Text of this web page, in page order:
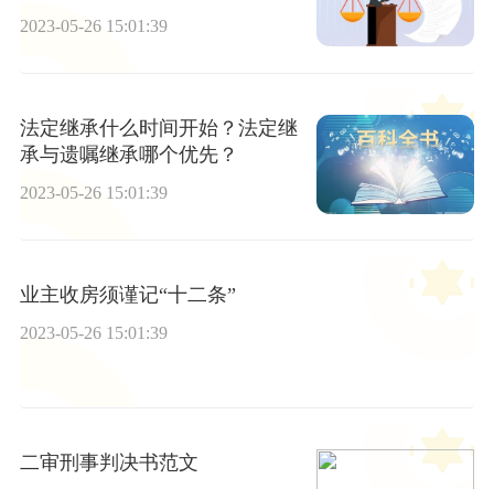
2023-05-26 15:01:39
法定继承什么时间开始？法定继
承与遗嘱继承哪个优先？
2023-05-26 15:01:39
业主收房须谨记“十二条”
2023-05-26 15:01:39
二审刑事判决书范文